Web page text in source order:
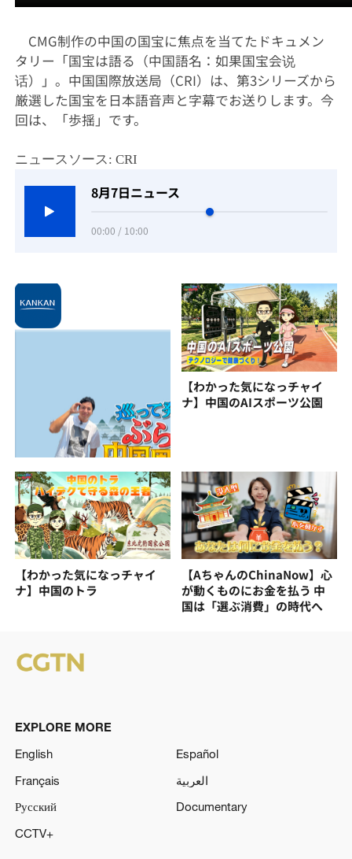
CMG制作の中国の国宝に焦点を当てたドキュメン
タリー「国宝は語る（中国語名：如果国宝会说
话）」。中国国際放送局（CRI）は、第3シリーズから
厳選した国宝を日本語音声と字幕でお送りします。今
回は、「歩揺」です。
ニュースソース: CRI
8月7日ニュース
00:00 / 10:00
【わかった気になっチャイ
ナ】中国のAIスポーツ公園
【わかった気になっチャイ
ナ】中国のトラ
【AちゃんのChinaNow】心
が動くものにお金を払う 中
国は「選ぶ消費」の時代へ
EXPLORE MORE
English
Español
Français
العربية
Русский
Documentary
CCTV+